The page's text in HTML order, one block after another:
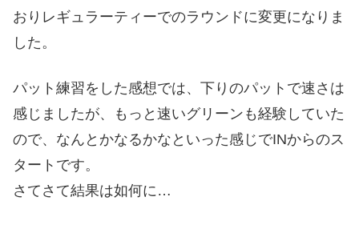
おりレギュラーティーでのラウンドに変更になりま
した。
パット練習をした感想では、下りのパットで速さは
感じましたが、もっと速いグリーンも経験していた
ので、なんとかなるかなといった感じでINからのス
タートです。
さてさて結果は如何に…